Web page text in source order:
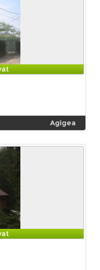
Agigea